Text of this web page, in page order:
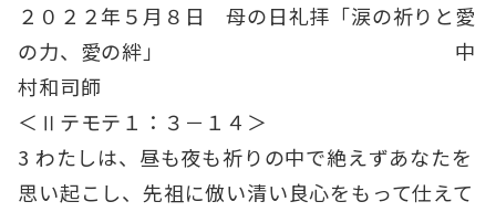
２０２２年５月８日 母の日礼拝「涙の祈りと愛
の力、愛の絆」 中
村和司師
＜Ⅱテモテ１：３－１４＞
3 わたしは、昼も夜も祈りの中で絶えずあなたを
思い起こし、先祖に倣い清い良心をもって仕えて